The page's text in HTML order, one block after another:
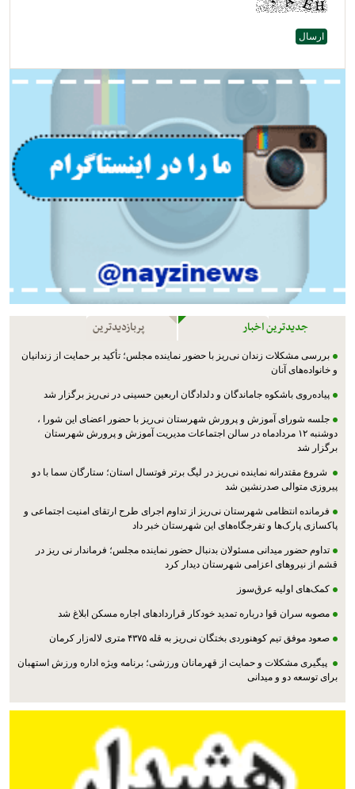
جدیدترین اخبار پربازدیدترین
بررسی مشکلات زندان نی‌ریز با حضور نماینده مجلس؛ تأکید بر حمایت از زندانیان
و خانواده‌های آنان
پیاده‌روی باشکوه جاماندگان و دلدادگان اربعین حسینی در نی‌ریز برگزار شد
جلسه شورای آموزش و پرورش شهرستان نی‌ریز با حضور اعضای این شورا ،
دوشنبه ۱۲ مردادماه در سالن اجتماعات مدیریت آموزش و پرورش شهرستان
برگزار شد
شروع مقتدرانه نماینده نی‌ریز در لیگ برتر فوتسال استان؛ ستارگان سما با دو
پیروزی متوالی صدرنشین شد
فرمانده انتظامی شهرستان نی‌ریز از تداوم اجرای طرح ارتقای امنیت اجتماعی و
پاکسازی پارک‌ها و تفرجگاه‌های این شهرستان خبر داد
تداوم حضور میدانی مسئولان بدنبال حضور نماینده مجلس؛ فرماندار نی ریز در
قشم از نیروهای اعزامی شهرستان دیدار کرد
کمک‌های اولیه عرق‌سوز
مصوبه سران قوا درباره تمدید خودکار قراردادهای اجاره مسکن ابلاغ شد
صعود موفق تیم کوهنوردی بختگان نی‌ریز به قله ۴۳۷۵ متری لاله‌زار کرمان
پیگیری مشکلات و حمایت از قهرمانان ورزشی؛ برنامه ویژه اداره ورزش استهبان
برای توسعه دو و میدانی